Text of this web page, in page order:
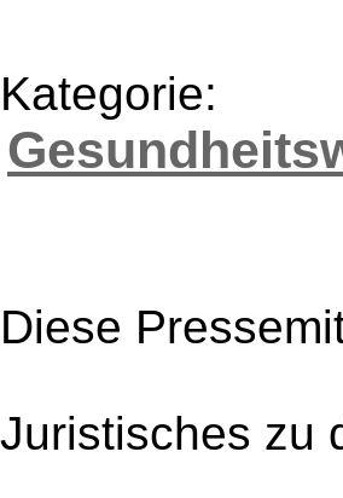
Kategorie:
Diese
Juristisches zu